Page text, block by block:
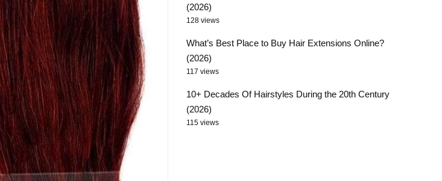
(2026)
128 views
What’s Best Place to Buy Hair Extensions Online?
(2026)
117 views
10+ Decades Of Hairstyles During the 20th Century
(2026)
115 views